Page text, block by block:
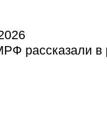
рассказали